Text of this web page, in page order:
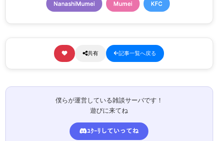
NanashiMumei Mumei KFC
共有 記事一覧へ戻る
僕らが運営している雑談サーバです！
遊びに来てね
ﾕｸｰﾘしていってね